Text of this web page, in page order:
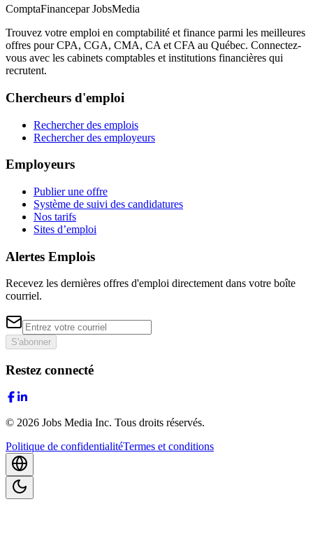
ComptaFinancepar JobsMedia
Trouvez votre emploi en comptabilité et finance parmi les meilleures
offres pour CPA, CGA, CMA, CA et CFA au Québec. Connectez-
vous avec les cabinets comptables et institutions financières qui
recrutent.
Chercheurs d'emploi
Rechercher des emplois
Rechercher des employeurs
Employeurs
Publier une offre
Système de suivi des candidatures
Nos tarifs
Sites d’emploi
Alertes Emplois
Recevez les dernières offres d'emploi directement dans votre boîte
courriel.
S'abonner
Restez connecté
© 2026 Jobs Media Inc. Tous droits réservés.
Politique de confidentialitéTermes et conditions